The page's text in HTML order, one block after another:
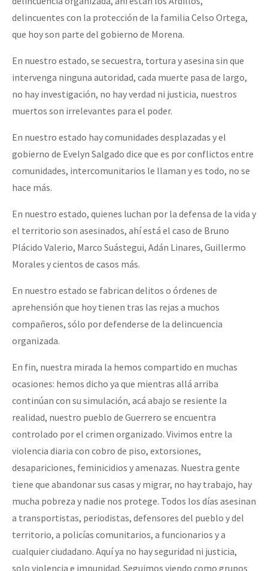
delincuentes con la protección de la familia Celso Ortega,
que hoy son parte del gobierno de Morena.
En nuestro estado, se secuestra, tortura y asesina sin que
intervenga ninguna autoridad, cada muerte pasa de largo,
no hay investigación, no hay verdad ni justicia, nuestros
muertos son irrelevantes para el poder.
En nuestro estado hay comunidades desplazadas y el
gobierno de Evelyn Salgado dice que es por conflictos entre
comunidades, intercomunitarios le llaman y es todo, no se
hace más.
En nuestro estado, quienes luchan por la defensa de la vida y
el territorio son asesinados, ahí está el caso de Bruno
Plácido Valerio, Marco Suástegui, Adán Linares, Guillermo
Morales y cientos de casos más.
En nuestro estado se fabrican delitos o órdenes de
aprehensión que hoy tienen tras las rejas a muchos
compañeros, sólo por defenderse de la delincuencia
organizada.
En fin, nuestra mirada la hemos compartido en muchas
ocasiones: hemos dicho ya que mientras allá arriba
continúan con su simulación, acá abajo se resiente la
realidad, nuestro pueblo de Guerrero se encuentra
controlado por el crimen organizado. Vivimos entre la
violencia diaria con cobro de piso, extorsiones,
desapariciones, feminicidios y amenazas. Nuestra gente
tiene que abandonar sus casas y migrar, no hay trabajo, hay
mucha pobreza y nadie nos protege. Todos los días asesinan
a transportistas, periodistas, defensores del pueblo y del
territorio, a policías comunitarios, a funcionarios y a
cualquier ciudadano. Aquí ya no hay seguridad ni justicia,
solo violencia e impunidad. Seguimos viendo como grupos